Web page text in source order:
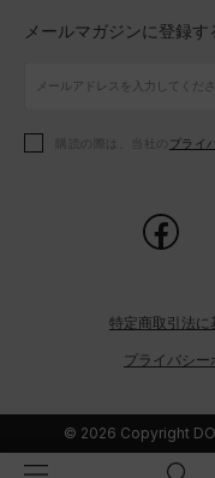
アクセサリー
アクセサリー
シューズ
アクセサリー
シューズ
メールマガジンに登録す
購読の際は、当社の プライ
特定商取引法に
プライバシー
© 2026 Copyright